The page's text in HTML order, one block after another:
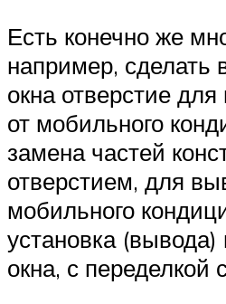
Есть конечно же
например, сделать
окна отверстие
от мобильного
замена частей
отверстием, для
мобильного
установка
окна, с переделкой